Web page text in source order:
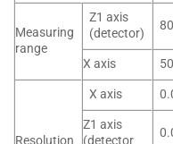
Measuring
range
Z1 axis
(detector)
X axis
Resolution
X axis
Z1 axis
(detector